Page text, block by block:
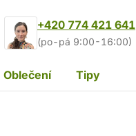
+420 774 421 641
(po-pá 9:00-16:00)
Oblečení Tipy